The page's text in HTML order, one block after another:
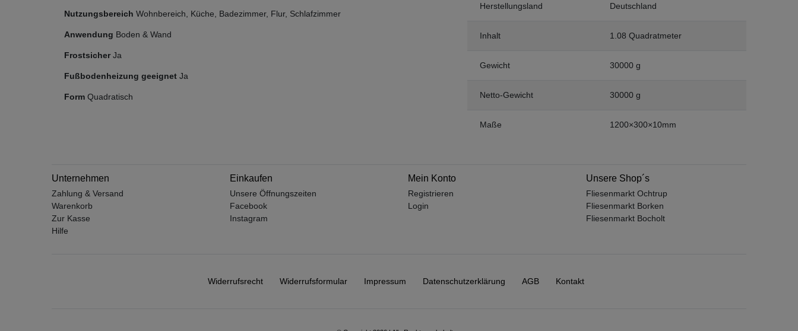
Nutzungsbereich Wohnbereich, Küche, Badezimmer, Flur, Schlafzimmer
Anwendung Boden & Wand
Frostsicher Ja
Fußbodenheizung geeignet Ja
Form Quadratisch
Herstellungsland Deutschland
Inhalt 1.08 Quadratmeter
Gewicht 30000 g
Netto-Gewicht 30000 g
Maße 1200×300×10mm
Unternehmen
Zahlung & Versand
Warenkorb
Zur Kasse
Hilfe
Einkaufen
Unsere Öffnungszeiten
Facebook
Instagram
Mein Konto
Registrieren
Login
Unsere Shop´s
Fliesenmarkt Ochtrup
Fliesenmarkt Borken
Fliesenmarkt Bocholt
Widerrufs­recht Widerrufs­formular Impressum Daten­schutz­erklärung AGB Kontakt